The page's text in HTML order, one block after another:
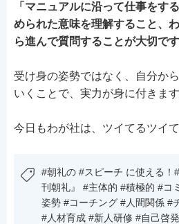
「マニュアルに沿って仕事をす
められた意味を理解すること、
ら進んで質問することが大切です
受け身の姿勢ではなく、自分か
いくことで、実力が身に付きます
今日もわが社は、ツイてるツイて
#朝礼の #スピーチ に使える！
刊朝礼』 #主体的 #積極的 #コ
姿勢 #コーチング #人間関係 #
#人材育成 #新人研修 #自己啓